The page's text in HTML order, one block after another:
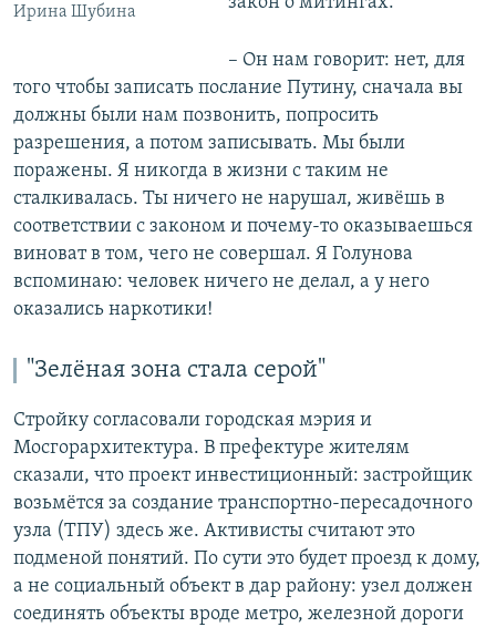
Ирина Шубина
– Он нам говорит: нет, для
того чтобы записать послание Путину, сначала вы
должны были нам позвонить, попросить
разрешения, а потом записывать. Мы были
поражены. Я никогда в жизни с таким не
сталкивалась. Ты ничего не нарушал, живёшь в
соответствии с законом и почему-то оказываешься
виноват в том, чего не совершал. Я Голунова
вспоминаю: человек ничего не делал, а у него
оказались наркотики!
"Зелёная зона стала серой"
Стройку согласовали городская мэрия и
Мосгорархитектура. В префектуре жителям
сказали, что проект инвестиционный: застройщик
возьмётся за создание транспортно-пересадочного
узла (ТПУ) здесь же. Активисты считают это
подменой понятий. По сути это будет проезд к дому,
а не социальный объект в дар району: узел должен
соединять объекты вроде метро, железной дороги